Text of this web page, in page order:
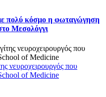
πολύ κόσμο η φωταγώγηση
Μεσολόγγι
νευροχειρουργός που
of Medicine